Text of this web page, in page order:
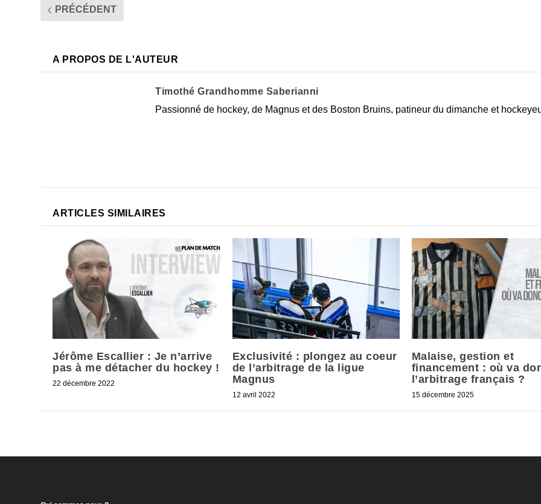
PRÉCÉDENT
A PROPOS DE L'AUTEUR
Timothé Grandhomme Saberianni
Passionné de hockey, de Magnus et des Boston Bruins, patineur du dimanche et
ARTICLES SIMILAIRES
Jérôme Escallier : Je n’arrive
pas à me détacher du hockey !
22 décembre 2022
Exclusivité : plongez au coeur
de l’arbitrage de la ligue
Magnus
12 avril 2022
Malaise, gestion et
financement : où va
l’arbitrage français ?
15 décembre 2025